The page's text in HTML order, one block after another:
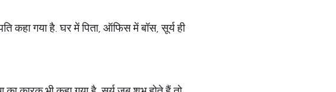
कहा गया है. घर में पिता, ऑफिस में बॉस, सूर्य ही